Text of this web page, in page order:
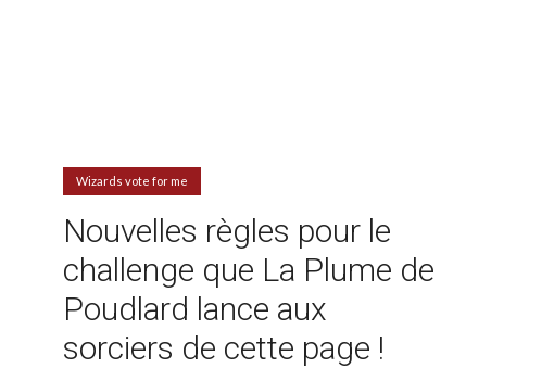
Wizards vote for me
Nouvelles règles pour le
challenge que La Plume de
Poudlard lance aux
sorciers de cette page !